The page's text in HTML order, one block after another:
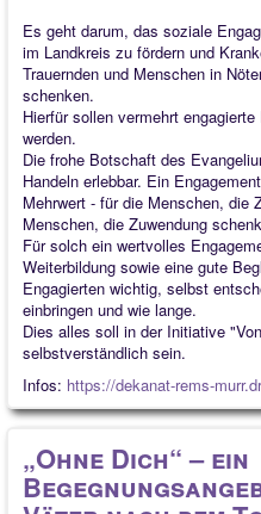
Es geht darum, das soziale
im Landkreis zu fördern und
Trauernden und Menschen in
schenken.
Hierfür sollen vermehrt
werden.
Die frohe Botschaft des
Handeln erlebbar. Ein
Mehrwert - für die Menschen, die
Menschen, die Zuwendung
Für solch ein wertvolles
Weiterbildung sowie eine gute
Engagierten wichtig, selbst
einbringen und wie lange.
Dies alles soll in der Initiative
selbstverständlich sein.
Infos: https://dekanat-rems-
„Ohne Dich“ – ein